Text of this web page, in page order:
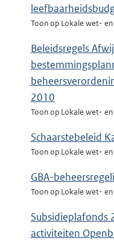
Toon op Lokale wet-
Beleidsregels
2010
Toon op Lokale wet-
Schaarstebeleid
Toon op Lokale wet-
GBA-
Toon op Lokale wet-
Subsidieplafonds
activiteiten